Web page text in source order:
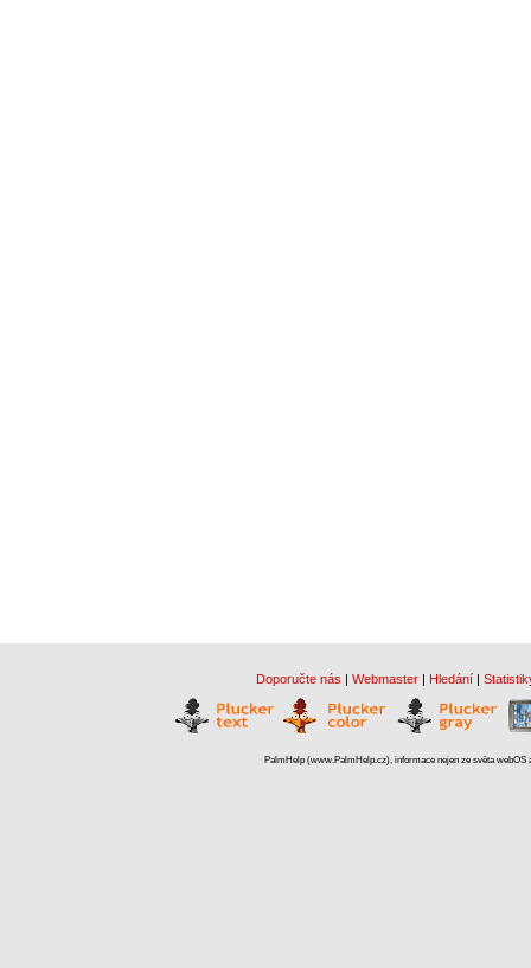
Doporučte nás | Webmaster | Hledání |
PalmHelp (www.PalmHelp.cz), informace nejen ze světa